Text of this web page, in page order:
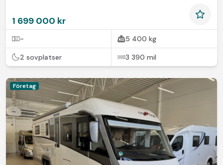
1 699 000 kr
- 5 400 kg
2 sovplatser 3 390 mil
Företag